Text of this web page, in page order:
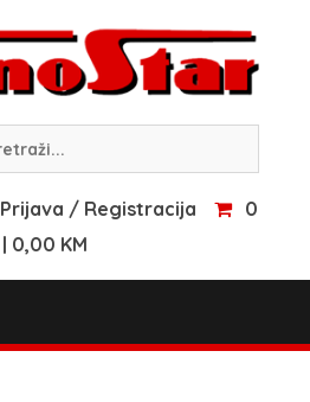
Prijava / Registracija
0
| 0,00 KM